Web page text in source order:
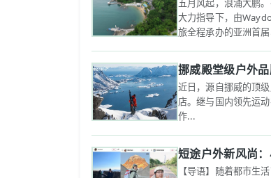
五月风起，浪涌大鹏
大力指导下，由
旅全程承办的亚洲首
挪威殿堂级户外
近日，源自挪威的顶
店。继与国内领先运
作...
短途户外新风尚
【导语】随着都市生